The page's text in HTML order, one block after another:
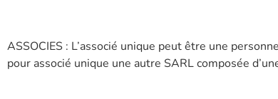
ASSOCIES : L’associé unique peut être une
pour associé unique une autre SARL composée